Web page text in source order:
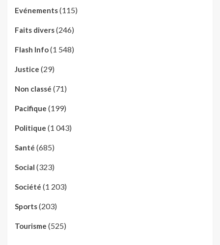
Evénements(115)
Faits divers(246)
Flash Info(1 548)
Justice (29)
Non classé (71)
Pacifique (199)
Politique (1 043)
Santé (685)
Social (323)
Société (1 203)
Sports(203)
Tourisme (525)